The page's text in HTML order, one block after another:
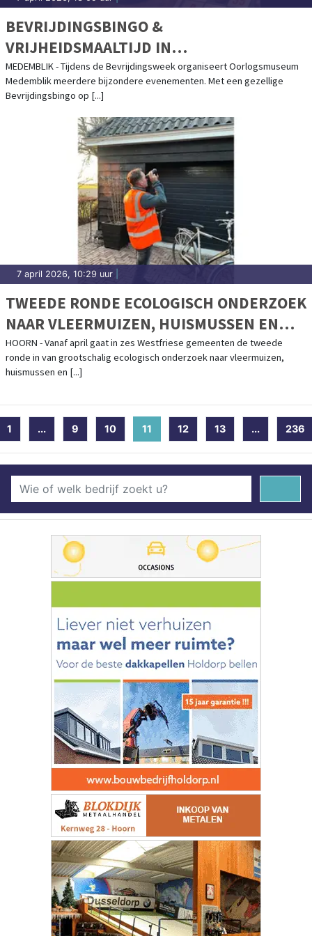
BEVRIJDINGSBINGO &
VRIJHEIDSMAALTIJD IN
OORLOGSMUSEUM MEDEMBLIK
MEDEMBLIK - Tijdens de Bevrijdingsweek organiseert Oorlogsmuseum
Medemblik meerdere bijzondere evenementen. Met een gezellige
Bevrijdingsbingo op [...]
7 april 2026, 10:29 uur
TWEEDE RONDE ECOLOGISCH ONDERZOEK
NAAR VLEERMUIZEN, HUISMUSSEN EN
GIERZWALUWEN IN ZES WESTFRIESE
GEMEENTEN
HOORN - Vanaf april gaat in zes Westfriese gemeenten de tweede
ronde in van grootschalig ecologisch onderzoek naar vleermuizen,
huismussen en [...]
1 ... 9 10 11 (current)
12 13 ... 236